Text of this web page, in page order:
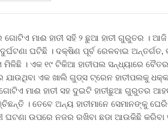
ମାଈ ହାତୀ ସହି ୨ ଛୁଆ ହାତୀ ଗୁରୁତର । ଆଜି
ଘଟିଛି । ଦକ୍ଷିଣ ପୂର୍ବ ରେଳବାଇ
ମିଳିଛି । ଏକ ୧୯ ଟିକିଆ ହାତୀପଲ ସନ୍ଧ୍ୟାରେ
ଯାଉଥିବା ଏକ ଖାଲି ଗୁଡ୍ସ ଟ୍ରେନ ହାତୀପଲକୁ
ଗୋଟିଏ ମାଈ ହାତୀ ସହ ଦୁଇଟି ହାତୀଛୁଆ ଗୁରୁତର
। ତେବେ ଅନ୍ୟ ହାତୀମାନେ ସେମାନଙ୍କୁ
ଘଟଣା ଉପରେ ନଜର ରଖିବା ଛଡା ଆଉକିଛି